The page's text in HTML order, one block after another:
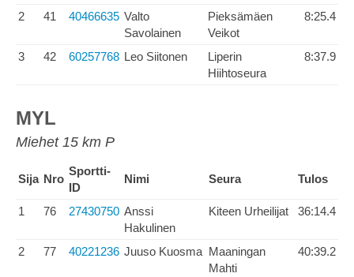
2 41 40466635 Valto
Savolainen
Pieksämäen
Veikot
8:25.4
3 42 60257768 Leo Siitonen
Liperin
Hiihtoseura
8:37.9
MYL
Miehet 15 km P
Sija Nro
Sportti-
ID
Nimi Seura Tulos
1 76 27430750 Anssi
Hakulinen
Kiteen Urheilijat 36:14.4
2 77 40221236 Juuso Kuosma Maaningan
Mahti
40:39.2